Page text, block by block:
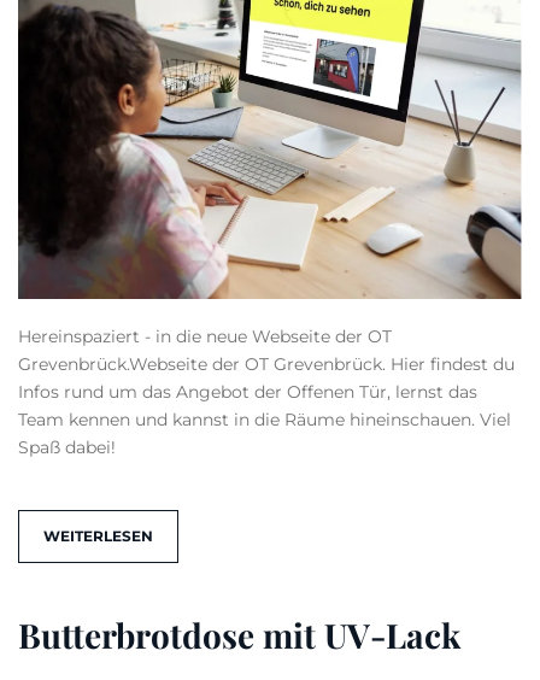
Hereinspaziert - in die neue Webseite der OT
Grevenbrück.Webseite der OT Grevenbrück. Hier findest du
Infos rund um das Angebot der Offenen Tür, lernst das
Team kennen und kannst in die Räume hineinschauen. Viel
Spaß dabei!
WEITERLESEN
Butterbrotdose mit UV-Lack